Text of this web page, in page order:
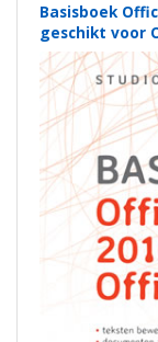
Basisboek
geschikt voor